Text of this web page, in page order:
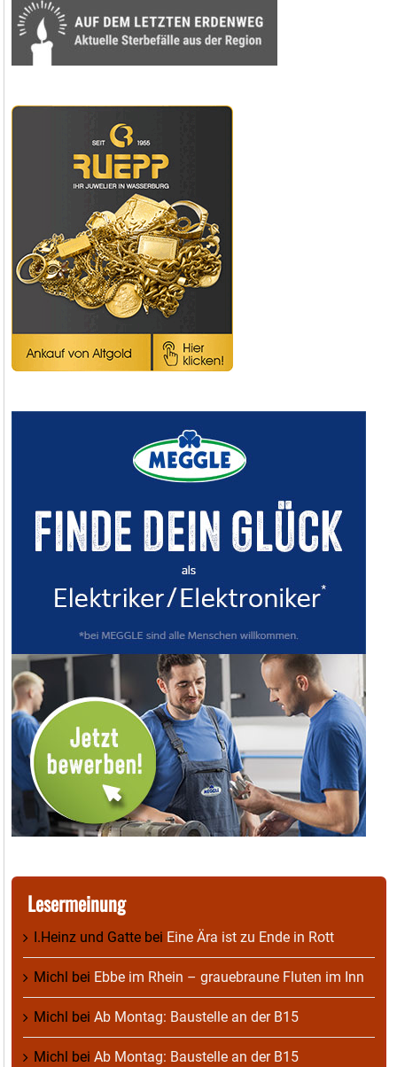
Lesermeinung
I.Heinz und Gatte bei Eine Ära ist zu Ende in Rott
Michl bei Ebbe im Rhein – grauebraune Fluten im Inn
Michl bei Ab Montag: Baustelle an der B15
Michl bei Ab Montag: Baustelle an der B15